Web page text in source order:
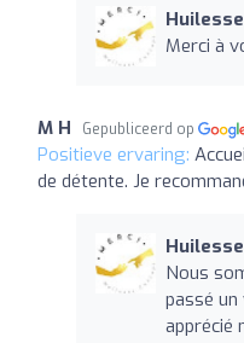
Merci à
M H Gepubliceerd op
Positieve ervaring:
de détente. Je
Nous
passé
apprécié